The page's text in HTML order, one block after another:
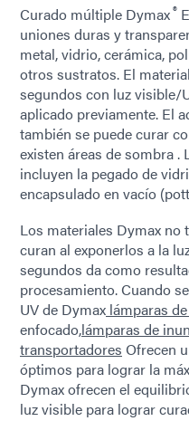
Curado múltiple Dymax®
uniones duras y
metal, vidrio, cerámica,
otros sustratos. El
segundos con luz visible/
aplicado previamente. El
también se puede curar
existen áreas de sombra .
incluyen la pegado de
encapsulado en vacío
Los materiales Dymax no
curan al exponerlos a la
segundos da como
procesamiento. Cuando
UV de Dymax lámparas
enfocado,lámparas de
transportadores Ofrecen
óptimos para lograr la
Dymax ofrecen el
luz visible para lograr